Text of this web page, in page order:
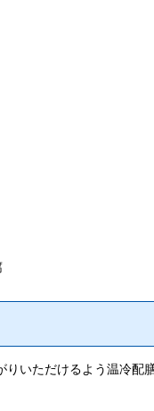
いただけるよう温冷配